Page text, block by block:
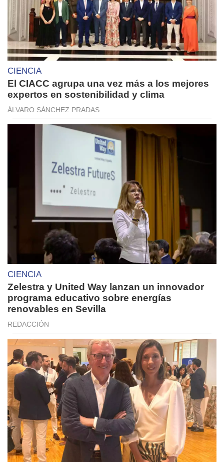
CIENCIA
​El CIACC agrupa una vez más a los mejores
expertos en sostenibilidad y clima
ÁLVARO SÁNCHEZ PRADAS
CIENCIA
Zelestra y United Way lanzan un innovador
programa educativo sobre energías
renovables en Sevilla
REDACCIÓN